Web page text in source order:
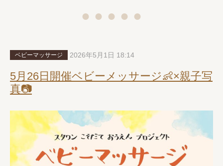
ベビーマッサージ 2026年5月1日 18:14
5月26日開催ベビーメッサージ👶×親子写
真📷